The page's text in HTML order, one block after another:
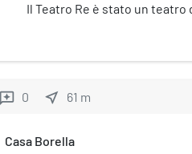
Il Teatro Re è stato un teatro
reviews 0 near_me 61 m
Casa Borella